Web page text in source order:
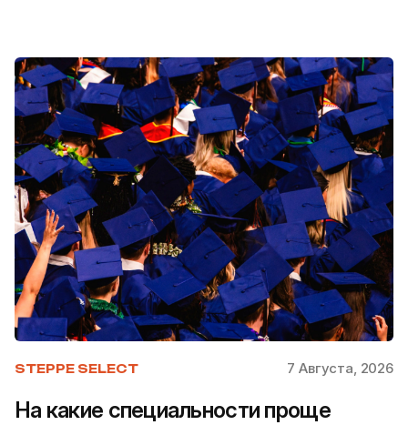
STEPPE SELECT 7 Августа, 2026
На какие специальности проще